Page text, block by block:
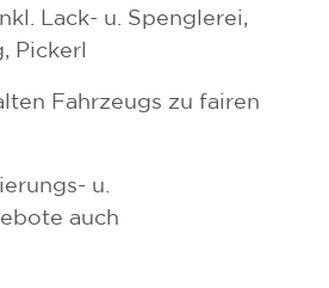
Lack- u. Spenglerei,
Pickerl
Fahrzeugs zu fairen
u.
auch